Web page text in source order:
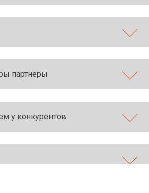
партнеры
у конкурентов